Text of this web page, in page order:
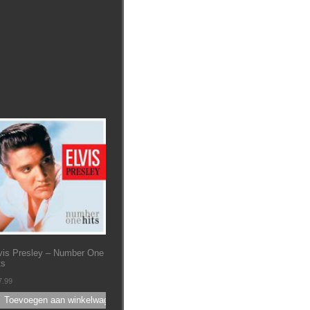
Presley ‎– Number One
Toevoegen aan winkelwagen